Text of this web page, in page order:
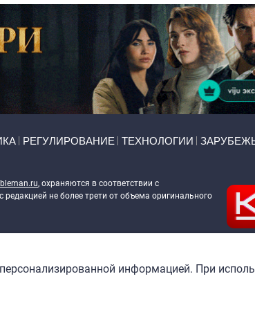
РЕГУЛИРОВАНИЕ ТЕХНОЛОГИИ
, охраняются в соответствии с
не более трети от объема оригинального
информацией. При